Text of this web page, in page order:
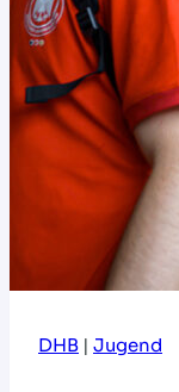
DHB | Jugend